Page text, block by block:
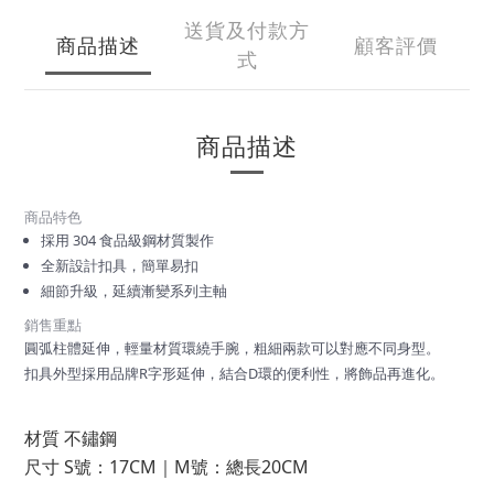
商品描述
送貨及付款方
式
顧客評價
商品描述
商品特色
採用 304 食品級鋼材質製作
全新設計扣具，簡單易扣
細節升級，延續漸變系列主軸
銷售重點
圓弧柱體延伸，輕量材質環繞手腕，粗細兩款可以對應不同身型。
扣具外型採用品牌R字形延伸，結合D環的便利性，將飾品再進化。
材質 不鏽鋼
尺寸 S號：17CM｜M號：總長20CM